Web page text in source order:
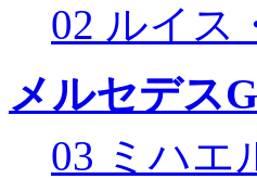
02 ルイス
メルセデス
03 ミハエ